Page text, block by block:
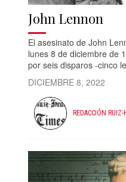
John Lennon
El asesinato de John
lunes 8 de diciembre de
por seis disparos -cinco
DICIEMBRE 8, 2022
REDACCIÓN